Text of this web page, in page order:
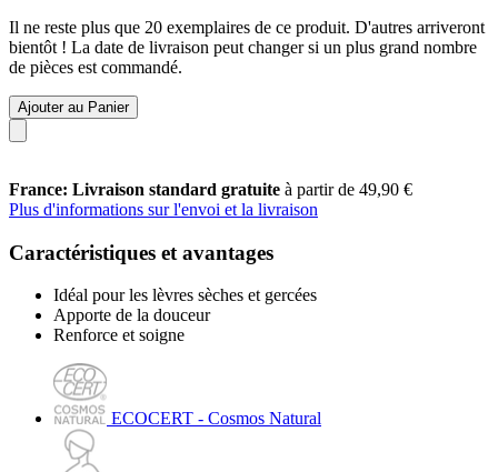
Il ne reste plus que 20 exemplaires de ce produit. D'autres arriveront
bientôt ! La date de livraison peut changer si un plus grand nombre
de pièces est commandé.
Ajouter au Panier
France: Livraison standard gratuite à partir de 49,90 €
Plus d'informations sur l'envoi et la livraison
Caractéristiques et avantages
Idéal pour les lèvres sèches et gercées
Apporte de la douceur
Renforce et soigne
ECOCERT - Cosmos Natural